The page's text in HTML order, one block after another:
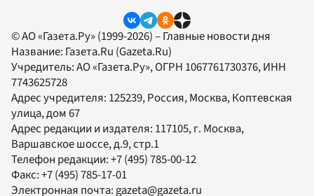
© АО «Газета.Ру» (1999-2026) – Главные новости дня
Название: Газета.Ru (Gazeta.Ru)
Учредитель:АО «Газета.Ру», ОГРН 1067761730376, ИНН
7743625728
Адрес учредителя: 125239, Россия, Москва, Коптевская
улица, дом 67
Адрес редакции и издателя: 117105, г. Москва,
Варшавское шоссе, д.9, стр.1
Телефон редакции:+7 (495) 785-00-12
Факс:+7 (495) 785-17-01
Электронная почта:gazeta@gazeta.ru